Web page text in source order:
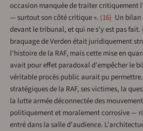
occasion manquée de traiter critiquement
— surtout son côté critique ». 16 Un bilan
devant le tribunal, et qui ne s'y est pas fait.
braquage de Verden était juridiquement
l'histoire de la RAF, mais cette mise en
avait pour effet paradoxal d'empêcher le
véritable procès public aurait pu permettre.
stratégiques de la RAF, ses victimes, la
la lutte armée déconnectée des
politiquement et moralement corrosive —
entré dans la salle d'audience.